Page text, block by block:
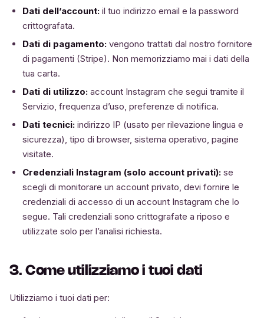
Dati dell’account: il tuo indirizzo email e la password
crittografata.
Dati di pagamento: vengono trattati dal nostro fornitore
di pagamenti (Stripe). Non memorizziamo mai i dati della
tua carta.
Dati di utilizzo: account Instagram che segui tramite il
Servizio, frequenza d’uso, preferenze di notifica.
Dati tecnici: indirizzo IP (usato per rilevazione lingua e
sicurezza), tipo di browser, sistema operativo, pagine
visitate.
Credenziali Instagram (solo account privati): se
scegli di monitorare un account privato, devi fornire le
credenziali di accesso di un account Instagram che lo
segue. Tali credenziali sono crittografate a riposo e
utilizzate solo per l’analisi richiesta.
3. Come utilizziamo i tuoi dati
Utilizziamo i tuoi dati per: